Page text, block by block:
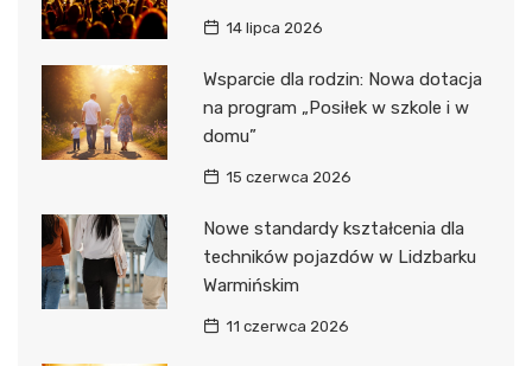
14 lipca 2026
Wsparcie dla rodzin: Nowa dotacja
na program „Posiłek w szkole i w
domu”
15 czerwca 2026
Nowe standardy kształcenia dla
techników pojazdów w Lidzbarku
Warmińskim
11 czerwca 2026